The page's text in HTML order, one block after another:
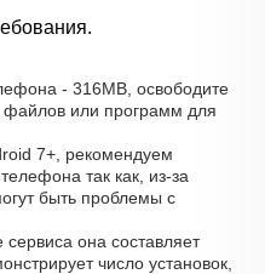
- 316MB, освободите
файлов или программ для
7+, рекомендуем
так как, из-за
быть проблемы с
сервиса она составляет
число установок,